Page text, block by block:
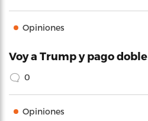
Opiniones
Voy a Trump y pago doble
0
Opiniones